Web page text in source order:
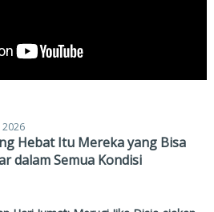
2026
Hebat Itu Mereka yang Bisa
dalam Semua Kondisi